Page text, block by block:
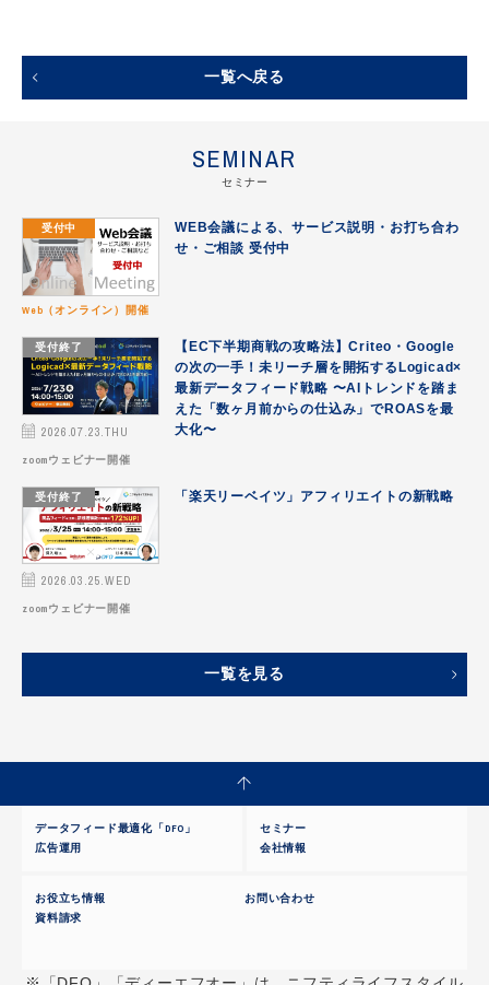
一覧へ戻る
SEMINAR
セミナー
受付中
Web（オンライン）開催
WEB会議による、サービス説明・お打ち合わ
せ・ご相談 受付中
受付終了
2026.07.23.THU
zoomウェビナー開催
【EC下半期商戦の攻略法】Criteo・Google
の次の一手！未リーチ層を開拓するLogicad×
最新データフィード戦略 〜AIトレンドを踏ま
えた「数ヶ月前からの仕込み」でROASを最
大化〜
受付終了
2026.03.25.WED
zoomウェビナー開催
「楽天リーベイツ」アフィリエイトの新戦略
一覧を見る
データフィード最適化「DFO」
広告運用
セミナー
会社情報
お役立ち情報
お問い合わせ
資料請求